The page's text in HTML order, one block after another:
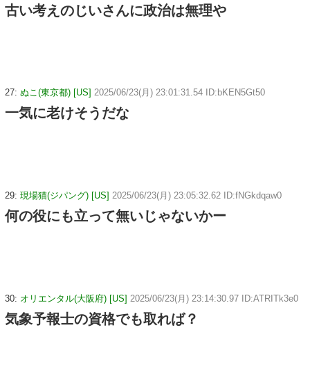
古い考えのじいさんに政治は無理や
27: ぬこ(東京都) [US] 2025/06/23(月) 23:01:31.54 ID:bKEN5Gt50
一気に老けそうだな
29: 現場猫(ジパング) [US] 2025/06/23(月) 23:05:32.62 ID:fNGkdqaw0
何の役にも立って無いじゃないかー
30: オリエンタル(大阪府) [US] 2025/06/23(月) 23:14:30.97 ID:ATRITk3e0
気象予報士の資格でも取れば？